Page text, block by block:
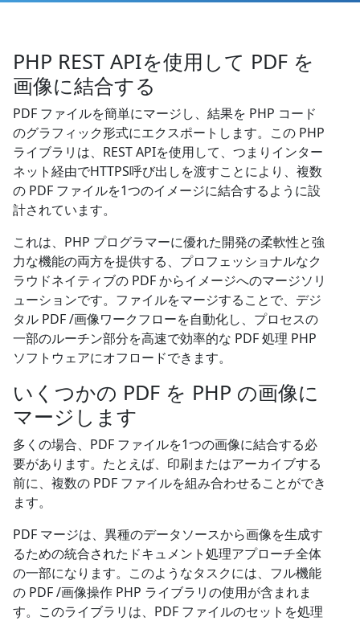
PHP REST APIを使用して PDF を
画像に結合する
PDF ファイルを簡単にマージし、結果を PHP コード
のグラフィック形式にエクスポートします。この PHP
ライブラリは、REST APIを使用して、つまりインター
ネット経由でHTTPS呼び出しを渡すことにより、複数
の PDF ファイルを1つのイメージに結合するように設
計されています。
これは、PHP プログラマーに優れた開発の柔軟性と強
力な機能の両方を提供する、プロフェッショナルなク
ラウドネイティブの PDF からイメージへのマージソリ
ューションです。ファイルをマージすることで、デジ
タル PDF /画像ワークフローを自動化し、プロセスの
一部のルーチン部分を高速で効率的な PDF 処理 PHP
ソフトウェアにオフロードできます。
いくつかの PDF を PHP の画像に
マージします
多くの場合、PDF ファイルを1つの画像に結合する必
要があります。たとえば、印刷またはアーカイブする
前に、複数の PDF ファイルを組み合わせることができ
ます。
PDF マージは、異種のデータソースから画像を生成す
るための統合されたドキュメント処理アプローチ全体
の一部になります。このようなタスクには、フル機能
の PDF /画像操作 PHP ライブラリの使用が含まれま
す。このライブラリは、PDF ファイルのセットを処理